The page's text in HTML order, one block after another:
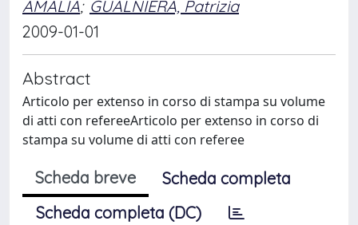
AMALIA; GUALNIERA, Patrizia
2009-01-01
Abstract
Articolo per extenso in corso di stampa su volume
di atti con refereeArticolo per extenso in corso di
stampa su volume di atti con referee
Scheda breve
Scheda completa
Scheda completa (DC)